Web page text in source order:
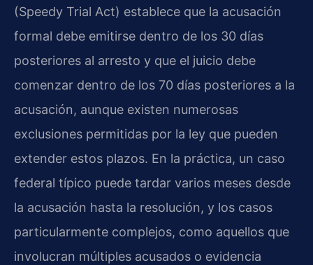
(Speedy Trial Act) establece que la acusación
formal debe emitirse dentro de los 30 días
posteriores al arresto y que el juicio debe
comenzar dentro de los 70 días posteriores a la
acusación, aunque existen numerosas
exclusiones permitidas por la ley que pueden
extender estos plazos. En la práctica, un caso
federal típico puede tardar varios meses desde
la acusación hasta la resolución, y los casos
particularmente complejos, como aquellos que
involucran múltiples acusados o evidencia